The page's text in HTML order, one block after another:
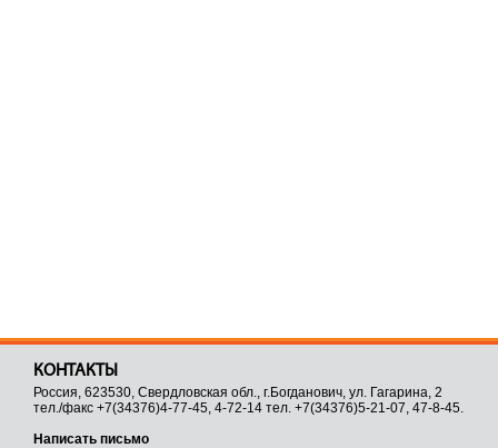
КОНТАКТЫ
Россия, 623530, Свердловская обл., г.Богданович, ул. Гагарина, 2
тел./факс +7(34376)4-77-45, 4-72-14 тел. +7(34376)5-21-07, 47-8-45.
Написать письмо